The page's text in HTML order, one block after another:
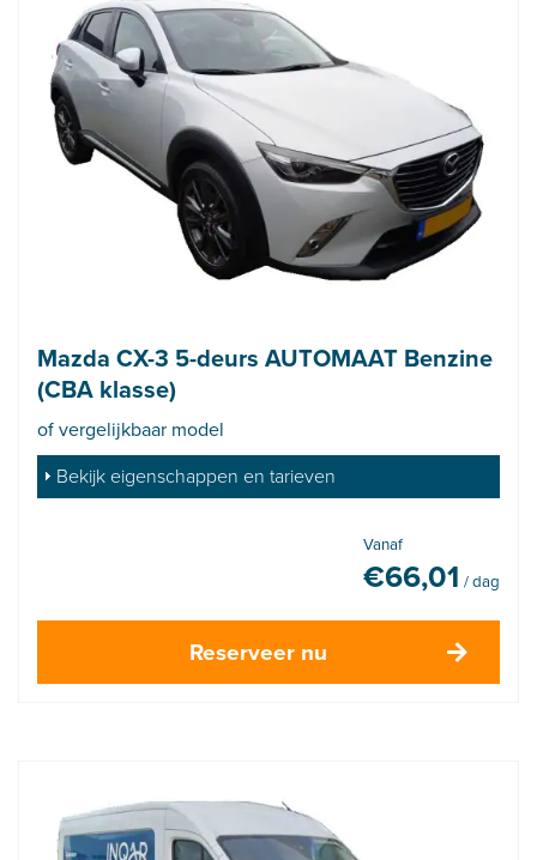
Mazda CX-3 5-deurs AUTOMAAT Benzine
(CBA klasse)
of vergelijkbaar model
Bekijk eigenschappen en tarieven
Vanaf
€66,01 / dag
Reserveer nu